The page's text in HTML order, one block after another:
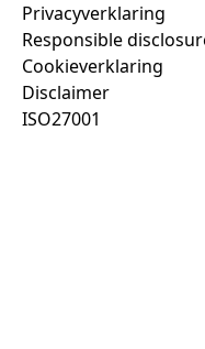
Privacyverklaring
Responsible
Cookieverklaring
Disclaimer
ISO27001